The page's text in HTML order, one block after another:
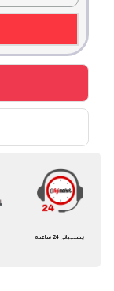
پشتیبانی 24 ساعته